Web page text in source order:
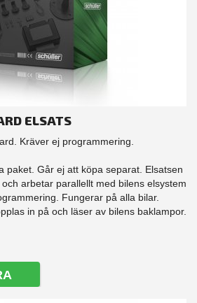
ELSATS
Kräver ej programmering.
paket. Går ej att köpa separat. Elsatsen
arbetar parallellt med bilens elsystem
Fungerar på alla bilar.
in på och läser av bilens baklampor.